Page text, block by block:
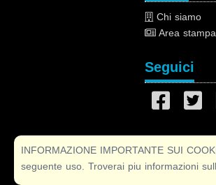
INFORMAZIONE IMPORTANTE SUI
seguente uso. Troverai piu informazioni
Chi siamo
Area stampa
Seguici